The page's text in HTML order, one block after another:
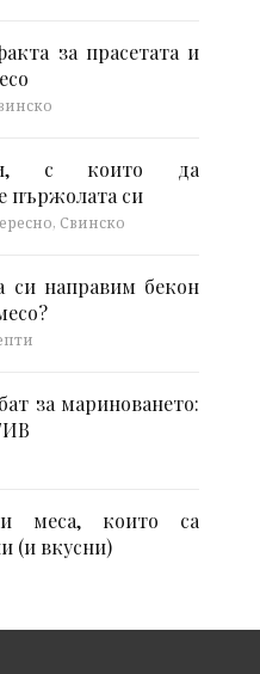
за прасетата и
с които да
пържолата си
Свинско
си направим бекон
за мариноването:
меса, които са
(и вкусни)